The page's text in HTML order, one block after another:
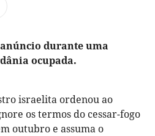
durante uma
ocupada.
israelita ordenou ao
os termos do cessar-fogo
outubro e assuma o